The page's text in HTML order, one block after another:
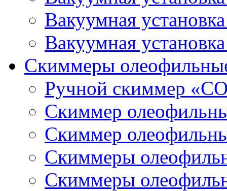
Вакуумная
Вакуумная
Скиммеры
Ручной скиммер
Скиммер
Скиммер
Скиммеры
Скиммеры